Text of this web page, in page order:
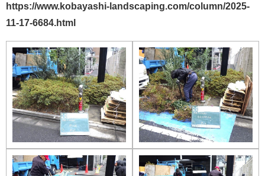
https://www.kobayashi-landscaping.com/column/2025-
11-17-6684.html